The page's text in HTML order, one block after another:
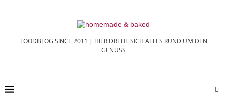
FOODBLOG SINCE 2011 | HIER DREHT SICH ALLES RUND UM DEN
GENUSS